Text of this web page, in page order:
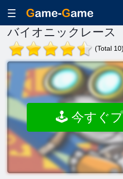
バイオニックレース
(Total 10)
🕹️ 今すぐ